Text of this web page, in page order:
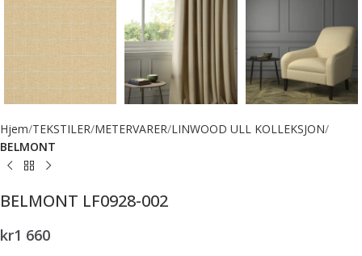
Hjem TEKSTILER METERVARER LINWOOD ULL KOLLEKSJON
BELMONT
BELMONT LF0928-002
kr1 660